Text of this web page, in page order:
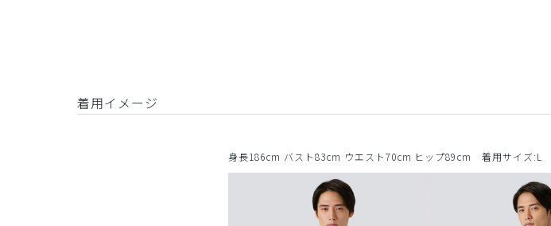
着用イメージ
身長186cm バスト83cm ウエスト70cm ヒップ89cm 着用サイズ:L